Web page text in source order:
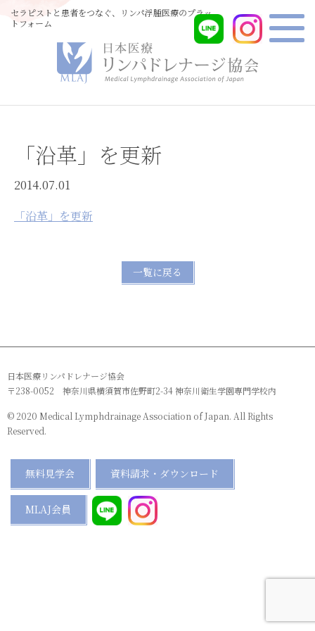
セラピストと患者をつなぐ、リンパ浮腫医療のプラッ
トフォーム
「沿革」を更新
2014.07.01
「沿革」を更新
一覧に戻る
日本医療リンパドレナージ協会
〒238-0052 神奈川県横須賀市佐野町2-34 神奈川衛生学園専門学校内
© 2020 Medical Lymphdrainage Association of Japan. All Rights
Reserved.
無料見学会 資料請求・ダウンロード
MLAJ会員